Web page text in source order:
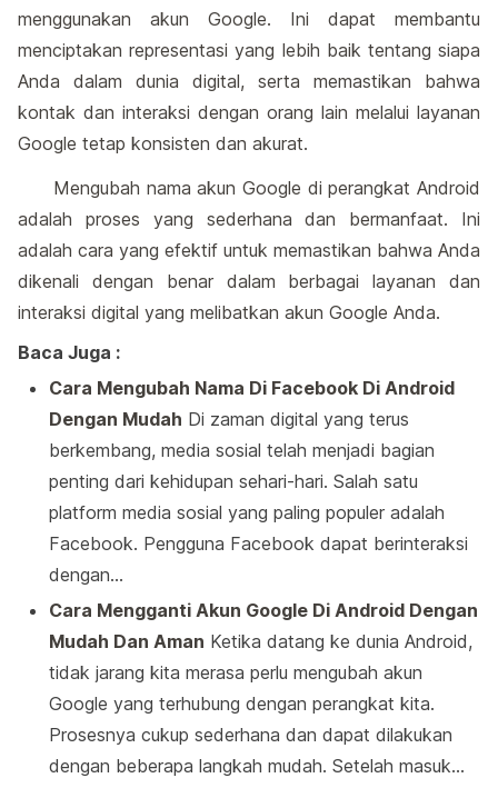
menggunakan akun Google. Ini dapat membantu
menciptakan representasi yang lebih baik tentang siapa
Anda dalam dunia digital, serta memastikan bahwa
kontak dan interaksi dengan orang lain melalui layanan
Google tetap konsisten dan akurat.
Mengubah nama akun Google di perangkat Android
adalah proses yang sederhana dan bermanfaat. Ini
adalah cara yang efektif untuk memastikan bahwa Anda
dikenali dengan benar dalam berbagai layanan dan
interaksi digital yang melibatkan akun Google Anda.
Baca Juga :
Cara Mengubah Nama Di Facebook Di Android
Dengan Mudah Di zaman digital yang terus
berkembang, media sosial telah menjadi bagian
penting dari kehidupan sehari-hari. Salah satu
platform media sosial yang paling populer adalah
Facebook. Pengguna Facebook dapat berinteraksi
dengan…
Cara Mengganti Akun Google Di Android Dengan
Mudah Dan Aman Ketika datang ke dunia Android,
tidak jarang kita merasa perlu mengubah akun
Google yang terhubung dengan perangkat kita.
Prosesnya cukup sederhana dan dapat dilakukan
dengan beberapa langkah mudah. Setelah masuk…